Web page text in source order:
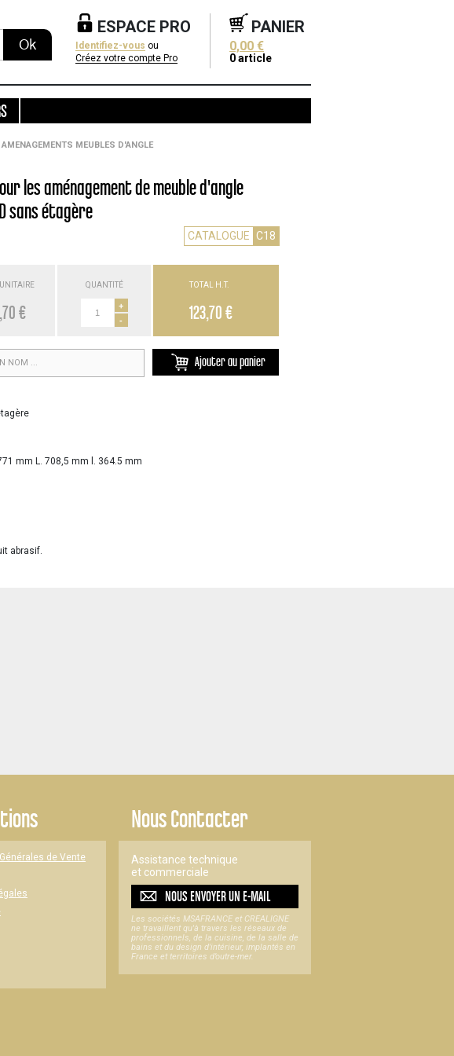
Ok
ESPACE PRO
Identifiez-vous ou
Créez votre compte Pro
PANIER
0,00 €
0article
AMENAGEMENTS MEUBLES D'ANGLE
les aménagement de meuble d'angle
sans étagère
CATALOGUE C18
€
QUANTITÉ
+
-
TOTAL H.T.
123,70 €
Ajouter au panier
mm L. 708,5 mm l. 364.5 mm
abrasif.
de Vente
Nous Contacter
Assistance technique
et commerciale
NOUS ENVOYER UNE-MAIL
Les sociétés MSAFRANCE et CREALIGNE
ne travaillent qu'à travers les réseaux de
professionnels, de la cuisine, de la salle de
bains et du design d'intérieur, implantés en
France et territoires d’outre-mer.